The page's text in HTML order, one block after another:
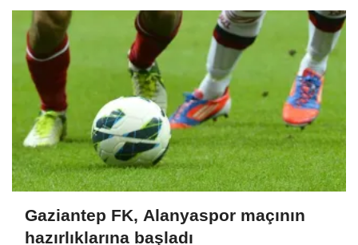
Gaziantep FK, Alanyaspor maçının
hazırlıklarına başladı